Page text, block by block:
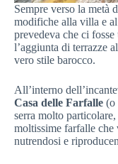
Sempre verso la metà
modifiche alla villa e
prevedeva che ci
l’aggiunta di terrazze
vero stile barocco.
All’interno
Casa delle Farfalle (o
serra molto
moltissime farfalle che
nutrendosi e